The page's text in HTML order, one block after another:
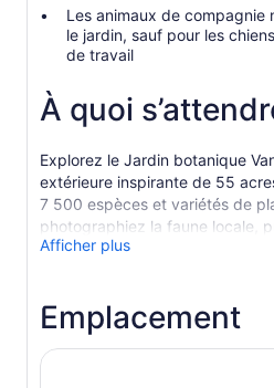
Les animaux de compagnie
le jardin, sauf pour les
de travail
À quoi
Explorez le Jardin botanique
extérieure inspirante de 55
7 500 espèces et variétés de
photographiez la faune locale,
haies avec les enfants et
du Truffles Café. N’oubliez pas
d’accueil primé et de parcourir
VALIDE POUR L’ADMISSION
Afficher plus
Emplacement